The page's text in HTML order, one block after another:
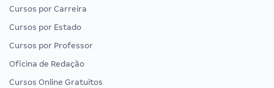
Cursos por Carreira
Cursos por Estado
Cursos por Professor
Oficina de Redação
Cursos Online Gratuitos